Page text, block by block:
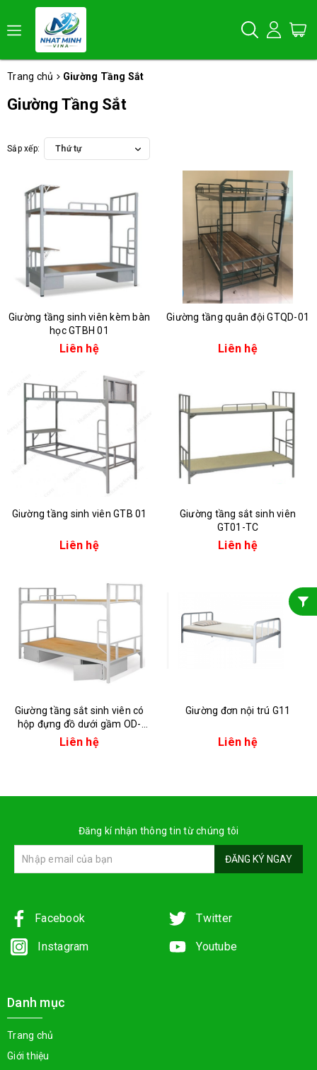
Trang chủ Giường Tầng Sắt
Giường Tầng Sắt
Sắp xếp: Thứ tự
Giường tầng sinh viên kèm bàn
học GTBH 01
Liên hệ
Giường tầng quân đội GTQD-01
Liên hệ
Giường tầng sinh viên GTB 01
Liên hệ
Giường tầng sắt sinh viên
GT01-TC
Liên hệ
Giường tầng sắt sinh viên có
hộp đựng đồ dưới gầm OD-
GT04
Liên hệ
Giường đơn nội trú G11
Liên hệ
Đăng kí nhận thông tin từ chúng tôi
ĐĂNG KÝ NGAY
Facebook Twitter
Instagram Youtube
Danh mục
Trang chủ
Giới thiệu